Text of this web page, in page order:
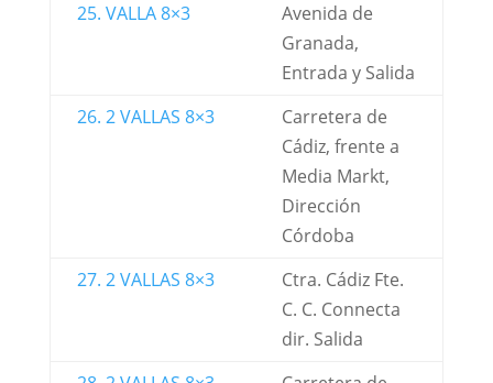
25. VALLA 8×3
Avenida de
Granada,
Entrada y Salida
26. 2 VALLAS 8×3
Carretera de
Cádiz, frente a
Media Markt,
Dirección
Córdoba
27. 2 VALLAS 8×3
Ctra. Cádiz Fte.
C. C. Connecta
dir. Salida